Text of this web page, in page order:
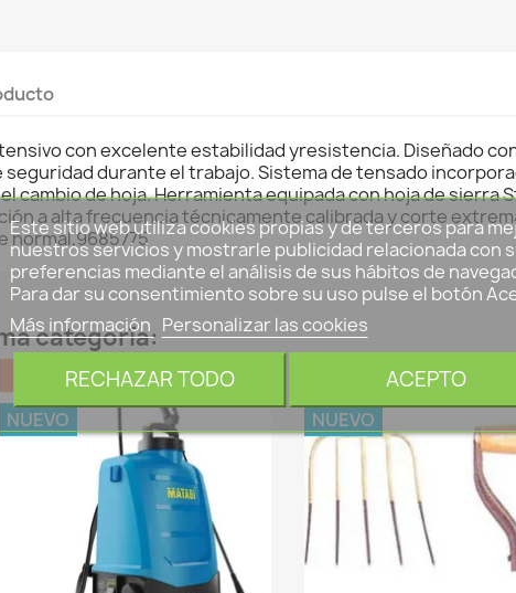
con excelente estabilidad yresistencia. Diseñado
durante el trabajo. Sistema de tensado
cambio de hoja. Herramienta equipada con hoja de sierra
a alta frecuencia técnicamente calibrada y corte
normal,9685775
categoría:
SUPER PRECIO
NUEVO
SUPER PRECIO
NUEVO
Este sitio web utiliza cookies propias y de terceros para
nuestros servicios y mostrarle publicidad relacionada con
preferencias mediante el análisis de sus hábitos de
Para dar su consentimiento sobre su uso pulse el botón
Más información Personalizar las cookies
RECHAZAR TODO ACEPTO